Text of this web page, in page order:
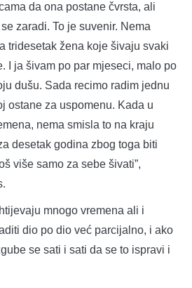
da ona postane čvrsta, ali
zaradi. To je suvenir. Nema
tridesetak žena koje šivaju svaki
I ja šivam po par mjeseci, malo po
dušu. Sada recimo radim jednu
ostane za uspomenu. Kada u
nema smisla to na kraju
desetak godina zbog toga biti
više samo za sebe šivati”,
mnogo vremena ali i
dio po dio već parcijalno, i ako
se sati i sati da se to ispravi i